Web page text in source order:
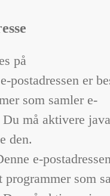
på
postadressen er
som samler e-
Du må aktivere
den.
e-
programmer som